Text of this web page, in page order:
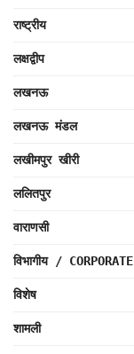
राष्ट्रीय
लक्षद्वीप
लखनऊ
लखनऊ मंडल
लखीमपुर खीरी
ललितपुर
वाराणसी
विभागीय / CORPORATE
विशेष
शामली